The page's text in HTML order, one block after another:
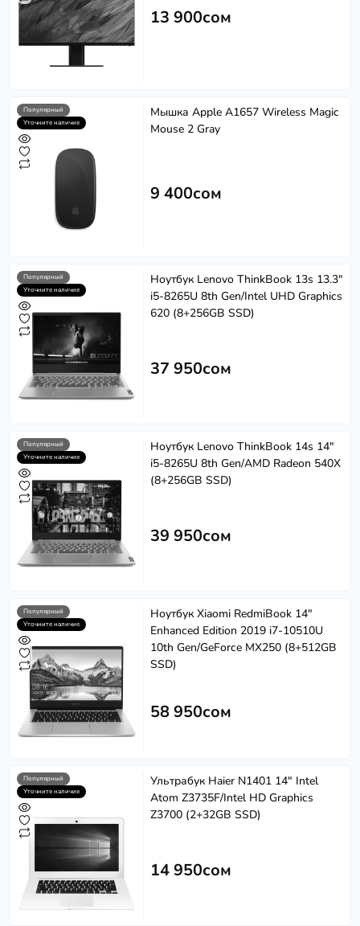
13 900сом
Популярный
Уточните наличие
Мышка Apple A1657 Wireless Magic
Mouse 2 Gray
9 400сом
Популярный
Уточните наличие
Ноутбук Lenovo ThinkBook 13s 13.3"
i5-8265U 8th Gen/Intel UHD Graphics
620 (8+256GB SSD)
37 950сом
Популярный
Уточните наличие
Ноутбук Lenovo ThinkBook 14s 14"
i5-8265U 8th Gen/AMD Radeon 540X
(8+256GB SSD)
39 950сом
Популярный
Уточните наличие
Ноутбук Xiaomi RedmiBook 14"
Enhanced Edition 2019 i7-10510U
10th Gen/GeForce MX250 (8+512GB
SSD)
58 950сом
Популярный
Уточните наличие
Ультрабук Haier N1401 14" Intel
Atom Z3735F/Intel HD Graphics
Z3700 (2+32GB SSD)
14 950сом